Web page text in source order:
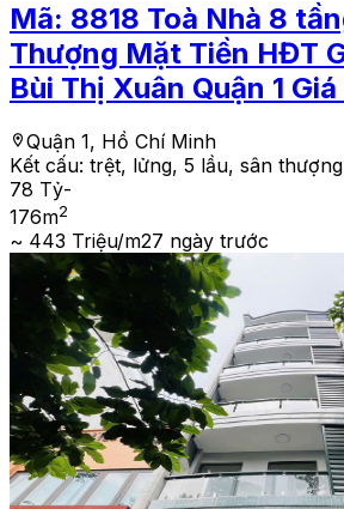
Mã: 8818 Toà Nhà 8
Thượng Mặt Tiền HĐT
Bùi Thị Xuân Quận 1
Quận 1, Hồ Chí Minh
Kết cấu: trệt, lửng, 5 lầu, sân thượng
78 Tỷ-
176m2
~ 443 Triệu/m27 ngày trước